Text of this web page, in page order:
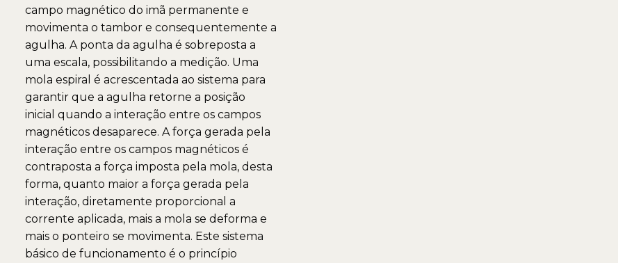
campo magnético do imã permanente e
movimenta o tambor e consequentemente a
agulha. A ponta da agulha é sobreposta a
uma escala, possibilitando a medição. Uma
mola espiral é acrescentada ao sistema para
garantir que a agulha retorne a posição
inicial quando a interação entre os campos
magnéticos desaparece. A força gerada pela
interação entre os campos magnéticos é
contraposta a força imposta pela mola, desta
forma, quanto maior a força gerada pela
interação, diretamente proporcional a
corrente aplicada, mais a mola se deforma e
mais o ponteiro se movimenta. Este sistema
básico de funcionamento é o princípio